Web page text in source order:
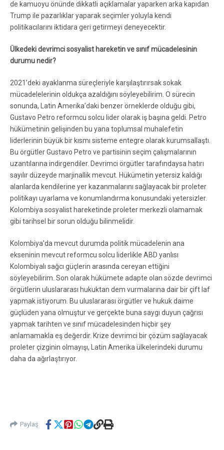
de kamuoyu önünde dikkatli açıklamalar yaparken arka kapıdan
Trump ile pazarlıklar yaparak seçimler yoluyla kendi
politikacılarını iktidara geri getirmeyi deneyecektir.
Ülkedeki devrimci sosyalist hareketin ve sınıf mücadelesinin
durumu nedir?
2021’deki ayaklanma süreçleriyle karşılaştırırsak sokak
mücadelelerinin oldukça azaldığını söyleyebilirim. O sürecin
sonunda, Latin Amerika’daki benzer örneklerde olduğu gibi,
Gustavo Petro reformcu solcu lider olarak iş başına geldi. Petro
hükümetinin gelişinden bu yana toplumsal muhalefetin
liderlerinin büyük bir kısmı sisteme entegre olarak kurumsallaştı.
Bu örgütler Gustavo Petro ve partisinin seçim çalışmalarının
uzantılarına indirgendiler. Devrimci örgütler tarafındaysa hatırı
sayılır düzeyde marjinallik mevcut. Hükümetin yetersiz kaldığı
alanlarda kendilerine yer kazanmalarını sağlayacak bir proleter
politikayı uyarlama ve konumlandırma konusundaki yetersizler.
Kolombiya sosyalist hareketinde proleter merkezli olamamak
gibi tarihsel bir sorun olduğu bilinmelidir.
Kolombiya’da mevcut durumda politik mücadelenin ana
ekseninin mevcut reformcu solcu liderlikle ABD yanlısı
Kolombiyalı sağcı güçlerin arasında cereyan ettiğini
söyleyebilirim. Son olarak hükümete adapte olan sözde devrimci
örgütlerin uluslararası hukuktan dem vurmalarına dair bir çift laf
yapmak istiyorum. Bu uluslararası örgütler ve hukuk daime
güçlüden yana olmuştur ve gerçekte buna saygı duyun çağrısı
yapmak tarihten ve sınıf mücadelesinden hiçbir şey
anlamamakla eş değerdir. Krize devrimci bir çözüm sağlayacak
proleter çizginin olmayışı, Latin Amerika ülkelerindeki durumu
daha da ağırlaştırıyor.
Paylaş